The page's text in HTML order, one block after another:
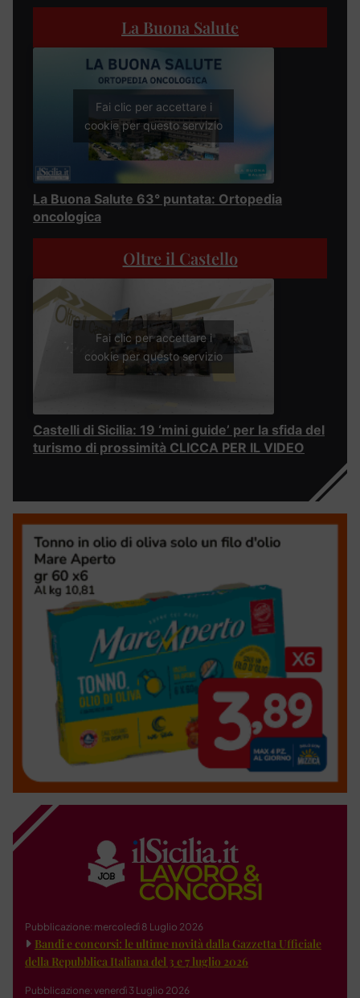
La Buona Salute
Fai clic per accettare i
cookie per questo servizio
La Buona Salute 63° puntata: Ortopedia
oncologica
Oltre il Castello
Fai clic per accettare i
cookie per questo servizio
Castelli di Sicilia: 19 ‘mini guide’ per la sfida del
turismo di prossimità CLICCA PER IL VIDEO
Pubblicazione: mercoledì 8 Luglio 2026
Bandi e concorsi: le ultime novità dalla Gazzetta Ufficiale
della Repubblica Italiana del 3 e 7 luglio 2026
Pubblicazione: venerdì 3 Luglio 2026